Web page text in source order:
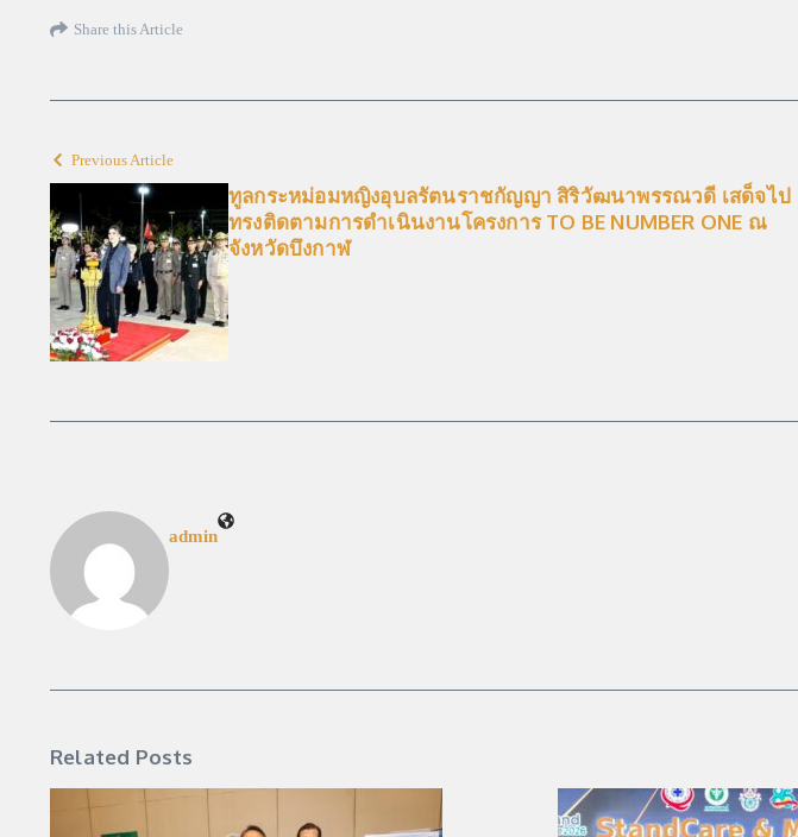
Share this Article
Previous Article
ทูลกระหม่อมหญิงอุบลรัตนราชกัญญา สิริวัฒนาพรรณวดี เสด็จไป
ทรงติดตามการดำเนินงานโครงการ TO BE NUMBER ONE ณ
จังหวัดบึงกาฬ
admin
Related Posts